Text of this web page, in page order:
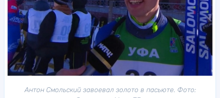
Антон Смольский завоевал золото в пасьюте. Фото: